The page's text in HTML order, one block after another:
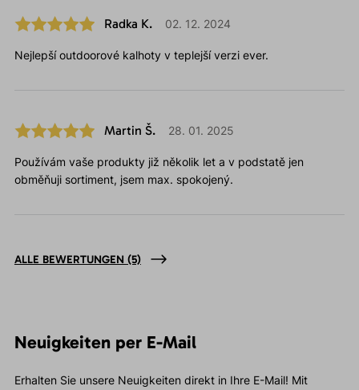
Radka K. 02. 12. 2024
Nejlepší outdoorové kalhoty v teplejší verzi ever.
Martin Š. 28. 01. 2025
Používám vaše produkty již několik let a v podstatě jen
obměňuji sortiment, jsem max. spokojený.
ALLE BEWERTUNGEN (5)
Neuigkeiten per E-Mail
Erhalten Sie unsere Neuigkeiten direkt in Ihre E-Mail! Mit